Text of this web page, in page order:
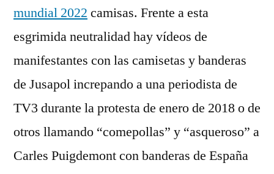
mundial 2022 camisas. Frente a esta
esgrimida neutralidad hay vídeos de
manifestantes con las camisetas y banderas
de Jusapol increpando a una periodista de
TV3 durante la protesta de enero de 2018 o de
otros llamando “comepollas” y “asqueroso” a
Carles Puigdemont con banderas de España